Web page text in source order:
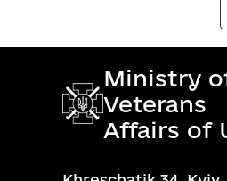
Ministry
Veterans
Affairs of